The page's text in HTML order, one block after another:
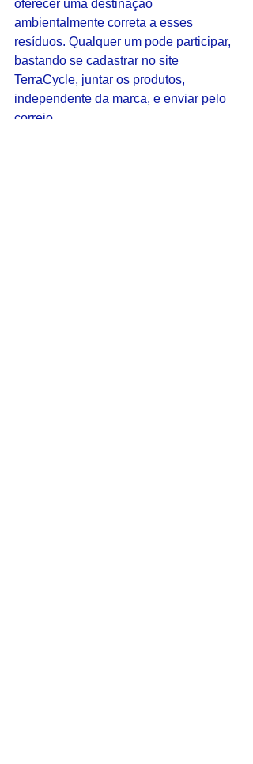
oferecer uma destinação
ambientalmente correta a esses
resíduos. Qualquer um pode participar,
bastando se cadastrar no site
TerraCycle, juntar os produtos,
independente da marca, e enviar pelo
correio.